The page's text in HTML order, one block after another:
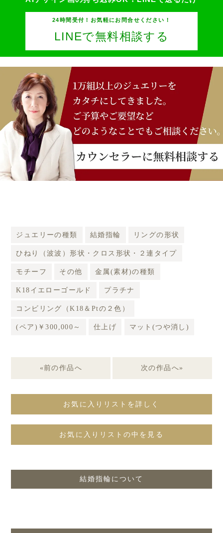
24時間受付！お気軽にお問合せください！
LINEで無料相談する
ジュエリーの種類 結婚指輪 リングの形状
ひねり（波波）形状・クロス形状・２連タイプ
モチーフ その他 金属(素材)の種類
K18イエローゴールド プラチナ
コンビリング（K18＆Ptの２色）
(ペア)￥300,000～ 仕上げ マット(つや消し)
«前の作品へ 次の作品へ»
お気に入りリストを詳しく
お気に入りリストの中を見る
結婚指輪について